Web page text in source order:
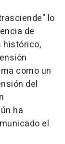
lo
de
histórico,
como un
del
ha
el